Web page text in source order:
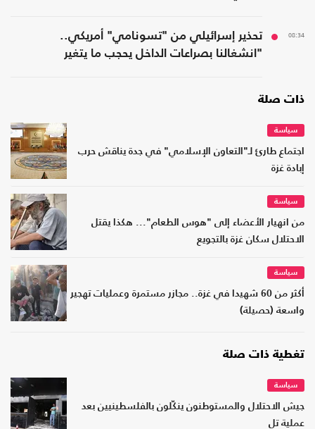
08:34
تحذير إسرائيلي من "تسونامي" أمريكي..
"انشغالنا بصراعات الداخل يحجب ما يتغير
ذات صلة
سياسة
اجتماع طارئ لـ"التعاون الإسلامي" في جدة يناقش حرب
إبادة غزة
سياسة
من انهيار الأعضاء إلى "هوس الطعام"... هكذا يقتل
الاحتلال سكان غزة بالتجويع
سياسة
أكثر من 60 شهيدا في غزة.. مجازر مستمرة وعمليات تهجير
واسعة (حصيلة)
تغطية ذات صلة
سياسة
جيش الاحتلال والمستوطنون ينكّلون بالفلسطينيين بعد
عملية تل